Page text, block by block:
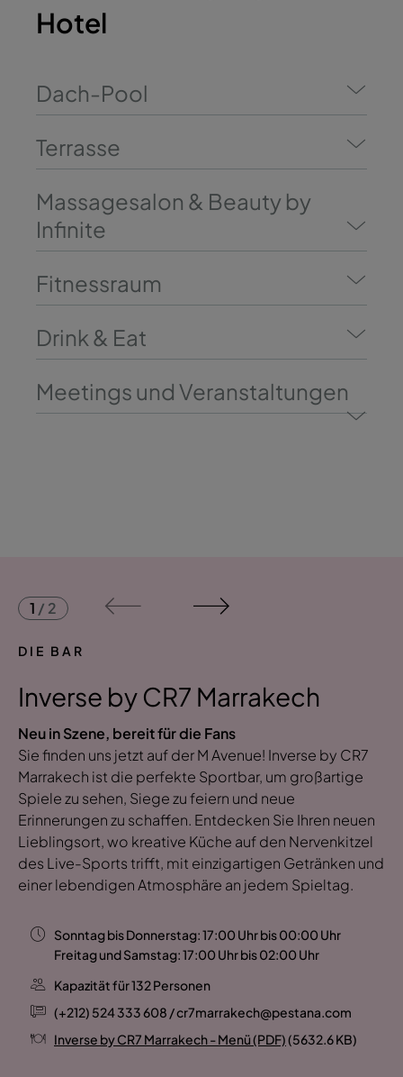
Hotel
Dach-Pool
Terrasse
Massagesalon & Beauty by
Infinite
Fitnessraum
Drink & Eat
Meetings und Veranstaltungen
DIE BAR
Inverse by CR7 Marrakech
Neu in Szene, bereit für die Fans
Sie finden uns jetzt auf der M Avenue! Inverse by CR7
Marrakech ist die perfekte Sportbar, um großartige
Spiele zu sehen, Siege zu feiern und neue
Erinnerungen zu schaffen. Entdecken Sie Ihren neuen
Lieblingsort, wo kreative Küche auf den Nervenkitzel
des Live-Sports trifft, mit einzigartigen Getränken und
einer lebendigen Atmosphäre an jedem Spieltag.
Sonntag bis Donnerstag: 17:00 Uhr bis 00:00 Uhr
Freitag und Samstag: 17:00 Uhr bis 02:00 Uhr
Kapazität für 132 Personen
(+212) 524 333 608 / cr7marrakech@pestana.com
Inverse by CR7 Marrakech - Menü (PDF)(5632.6 KB)
1 / 2